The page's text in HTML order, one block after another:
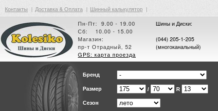
Контакты | Доставка & Оплата | Шинный калькулятор |
Пн-Пт: 9.00 - 19.00
Сб: 10.00 - 15.00
Магазин:
пр-т Отрадный, 52
GPS: карта проезда
Шины и Диски:
(044) 205-1-205
(многоканальный)
Бренд
Размер / R
Сезон